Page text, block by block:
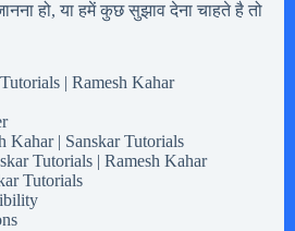
हो, या हमें कुछ सुझाव देना चाहते है तो
| Ramesh Kahar
Kahar | Sanskar Tutorials
Tutorials | Ramesh Kahar
Tutorials